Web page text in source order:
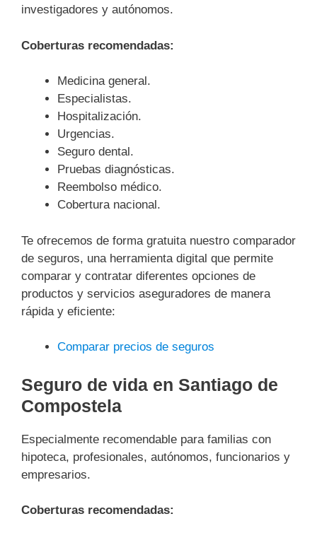
investigadores y autónomos.
Coberturas recomendadas:
Medicina general.
Especialistas.
Hospitalización.
Urgencias.
Seguro dental.
Pruebas diagnósticas.
Reembolso médico.
Cobertura nacional.
Te ofrecemos de forma gratuita nuestro comparador
de seguros, una herramienta digital que permite
comparar y contratar diferentes opciones de
productos y servicios aseguradores de manera
rápida y eficiente:
Comparar precios de seguros
Seguro de vida en Santiago de
Compostela
Especialmente recomendable para familias con
hipoteca, profesionales, autónomos, funcionarios y
empresarios.
Coberturas recomendadas: